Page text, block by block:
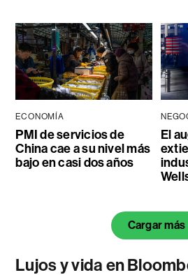
ECONOMÍA
PMI de servicios de
China cae a su nivel más
bajo en casi dos años
El
Cargar más
Lujos y vida en